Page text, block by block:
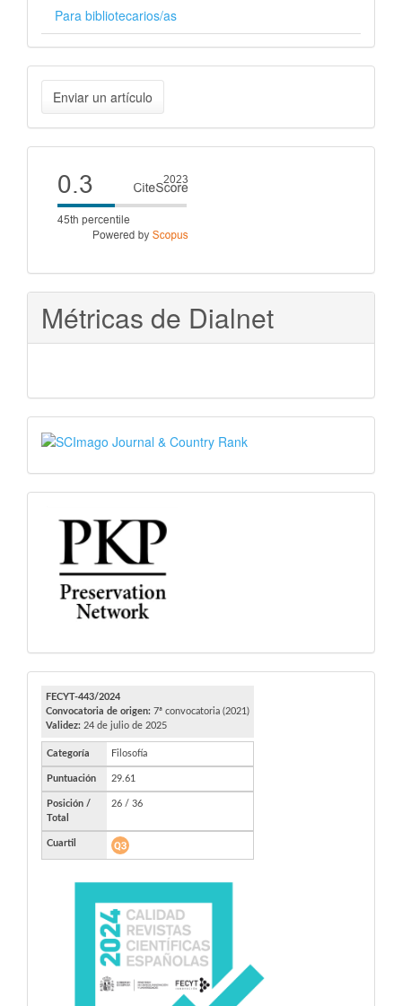
Para bibliotecarios/as
Enviar
un
artículo
Enviar un artículo
Cite
score
Métricas de Dialnet
SJR
PKP
FECYT